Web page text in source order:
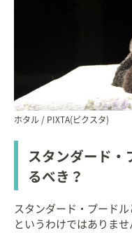
ホタル / PIXTA(ピクスタ)
スタンダード・
るべき？
スタンダード・プード
というわけではありませ